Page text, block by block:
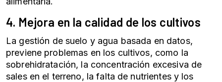
4. Mejora en la calidad de los cultivos
La gestión de suelo y agua basada en datos,
previene problemas en los cultivos, como la
sobrehidratación, la concentración excesiva de
sales en el terreno, la falta de nutrientes y los